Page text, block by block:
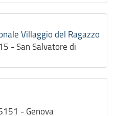
Villaggio del Ragazzo
- San Salvatore di
- Genova